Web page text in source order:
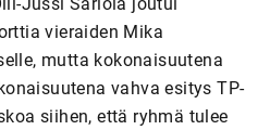
vieraiden Mika
mutta kokonaisuutena
vahva esitys TP-
siihen, että ryhmä tulee